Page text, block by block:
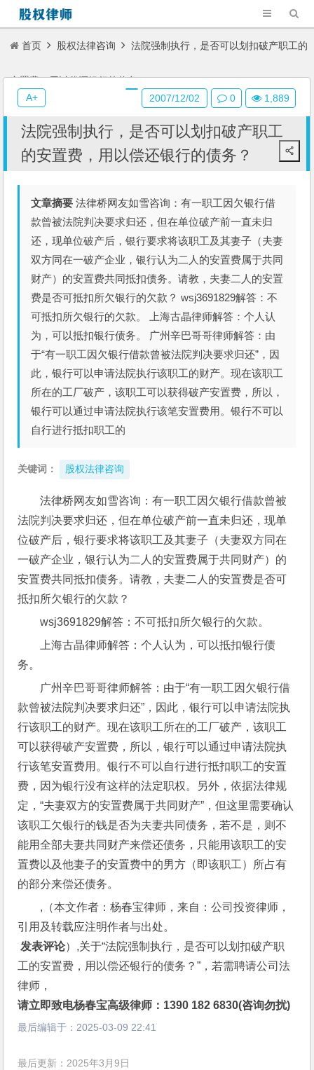
首页 股权法律咨询 法院强制执行，是否可以划扣破产职工的
安置费，用以偿还银行的债务？
法院强制执行，是否可以划扣破产职工
的安置费，用以偿还银行的债务？
文章摘要 法律桥网友如雪咨询：有一职工因欠银行借
款曾被法院判决要求归还，但在单位破产前一直未归
还，现单位破产后，银行要求将该职工及其妻子（夫妻
双方同在一破产企业，银行认为二人的安置费属于共同
财产）的安置费共同抵扣债务。请教，夫妻二人的安置
费是否可抵扣所欠银行的欠款？ wsj3691829解答：不
可抵扣所欠银行的欠款。 上海古晶律师解答：个人认
为，可以抵扣银行债务。 广州辛巴哥哥律师解答：由
于“有一职工因欠银行借款曾被法院判决要求归还”，因
此，银行可以申请法院执行该职工的财产。现在该职工
所在的工厂破产，该职工可以获得破产安置费，所以，
银行可以通过申请法院执行该笔安置费用。银行不可以
自行进行抵扣职工的
关键词： 股权法律咨询
法律桥网友如雪咨询：有一职工因欠银行借款曾被
法院判决要求归还，但在单位破产前一直未归还，现单
位破产后，银行要求将该职工及其妻子（夫妻双方同在
一破产企业，银行认为二人的安置费属于共同财产）的
安置费共同抵扣债务。请教，夫妻二人的安置费是否可
抵扣所欠银行的欠款？
wsj3691829解答：不可抵扣所欠银行的欠款。
上海古晶律师解答：个人认为，可以抵扣银行债
务。
广州辛巴哥哥律师解答：由于“有一职工因欠银行借
款曾被法院判决要求归还”，因此，银行可以申请法院执
行该职工的财产。现在该职工所在的工厂破产，该职工
可以获得破产安置费，所以，银行可以通过申请法院执
行该笔安置费用。银行不可以自行进行抵扣职工的安置
费，因为银行没有这样的法定职权。另外，依据法律规
定，“夫妻双方的安置费属于共同财产”，但这里需要确认
该职工欠银行的钱是否为夫妻共同债务，若不是，则不
能用全部夫妻共同财产来偿还债务，只能用该职工的安
置费以及他妻子的安置费中的男方（即该职工）所占有
的部分来偿还债务。
,（本文作者：杨春宝律师，来自：公司投资律师，
引用及转载应注明作者与出处。
发表评论）,关于“法院强制执行，是否可以划扣破产职
工的安置费，用以偿还银行的债务？”，若需聘请公司法
律师，
请立即致电杨春宝高级律师：1390 182 6830(咨询勿扰)
最后编辑于： 2025-03-09 22:41
最后更新：2025年3月9日
2007/12/02 0 1,889
A+